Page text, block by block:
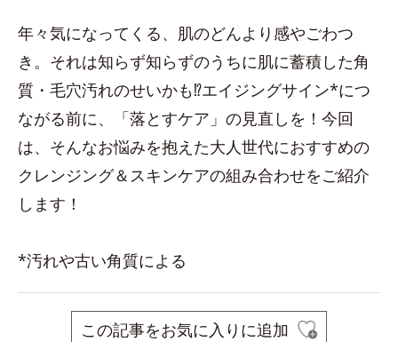
年々気になってくる、肌のどんより感やごわつ
き。それは知らず知らずのうちに肌に蓄積した角
質・毛穴汚れのせいかも⁉エイジングサイン*につ
ながる前に、「落とすケア」の見直しを！今回
は、そんなお悩みを抱えた大人世代におすすめの
クレンジング＆スキンケアの組み合わせをご紹介
します！
*汚れや古い角質による
この記事をお気に入りに追加